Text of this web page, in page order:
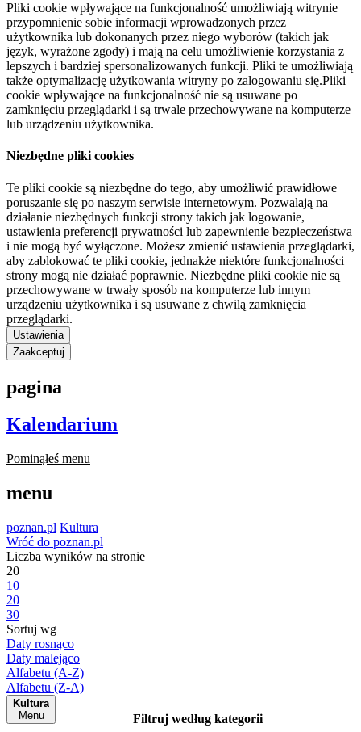
Pliki cookie wpływające na funkcjonalność umożliwiają witrynie
przypomnienie sobie informacji wprowadzonych przez
użytkownika lub dokonanych przez niego wyborów (takich jak
język, wyrażone zgody) i mają na celu umożliwienie korzystania z
lepszych i bardziej spersonalizowanych funkcji. Pliki te umożliwiają
także optymalizację użytkowania witryny po zalogowaniu się.Pliki
cookie wpływające na funkcjonalność nie są usuwane po
zamknięciu przeglądarki i są trwale przechowywane na komputerze
lub urządzeniu użytkownika.
Niezbędne pliki cookies
Te pliki cookie są niezbędne do tego, aby umożliwić prawidłowe
poruszanie się po naszym serwisie internetowym. Pozwalają na
działanie niezbędnych funkcji strony takich jak logowanie,
ustawienia preferencji prywatności lub zapewnienie bezpieczeństwa
i nie mogą być wyłączone. Możesz zmienić ustawienia przeglądarki,
aby zablokować te pliki cookie, jednakże niektóre funkcjonalności
strony mogą nie działać poprawnie. Niezbędne pliki cookie nie są
przechowywane w trwały sposób na komputerze lub innym
urządzeniu użytkownika i są usuwane z chwilą zamknięcia
przeglądarki.
Ustawienia
Zaakceptuj
pagina
Kalendarium
Pominąłeś menu
menu
poznan.pl Kultura
Wróć do poznan.pl
Liczba wyników na stronie
20
10
20
30
Sortuj wg
Daty rosnąco
Daty malejąco
Alfabetu (A-Z)
Alfabetu (Z-A)
Kultura
Menu
Filtruj według kategorii